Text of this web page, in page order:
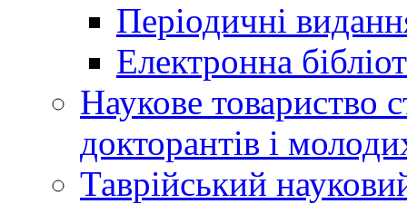
Періодичні
Електронна
Наукове товариство
докторантів і
Таврійський